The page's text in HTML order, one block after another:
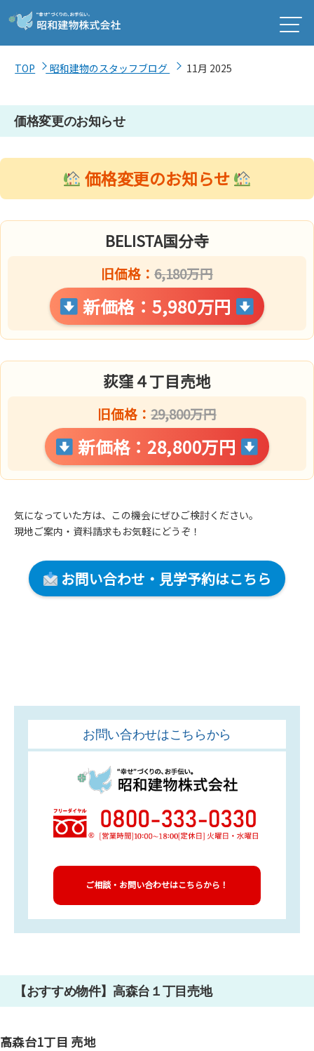
TOP 昭和建物のスタッフブログ 11月 2025
価格変更のお知らせ
価格変更のお知らせ
BELISTA国分寺
旧価格： 6,180万円
新価格：5,980万円
荻窪４丁目売地
旧価格： 29,800万円
新価格：28,800万円
気になっていた方は、この機会にぜひご検討ください。
現地ご案内・資料請求もお気軽にどうぞ！
お問い合わせ・見学予約はこちら
お問い合わせはこちらから
ご相談・お問い合わせはこちらから！
【おすすめ物件】高森台１丁目売地
高森台1丁目 売地